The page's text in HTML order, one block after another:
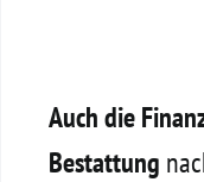
Auch die
Bestattung